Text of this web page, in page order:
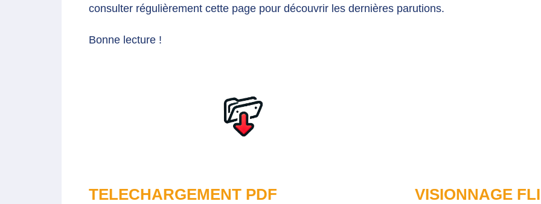
consulter régulièrement cette page pour découvrir les dernières parutions.
Bonne lecture !
TELECHARGEMENT PDF VISIONNAGE